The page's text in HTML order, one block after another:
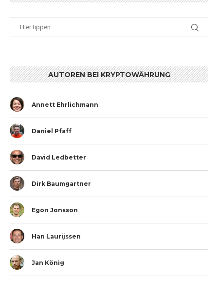
AUTOREN BEI KRYPTOWÄHRUNG
Annett Ehrlichmann
Daniel Pfaff
David Ledbetter
Dirk Baumgartner
Egon Jonsson
Han Laurijssen
Jan König